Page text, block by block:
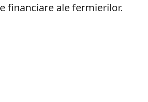
financiare ale fermierilor.